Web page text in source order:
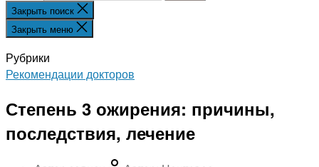
Закрыть поиск
Закрыть меню
Рубрики
Рекомендации докторов
Степень 3 ожирения: причины,
последствия, лечение